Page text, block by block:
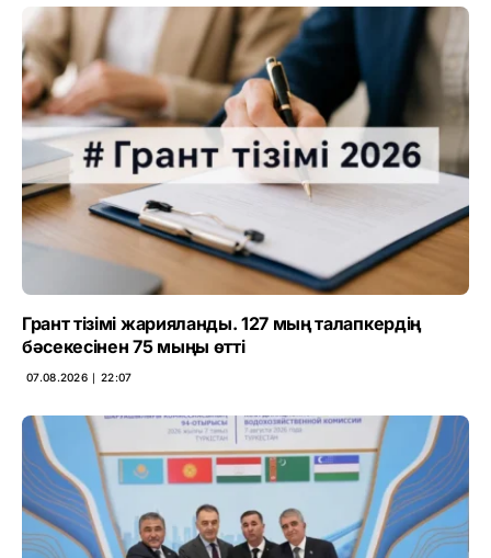
Грант тізімі жарияланды. 127 мың талапкердің
бәсекесінен 75 мыңы өтті
07.08.2026 ∣ 22:07